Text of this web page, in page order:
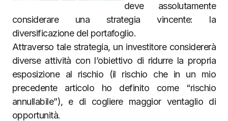
deve assolutamente
considerare una strategia vincente: la
diversificazione del portafoglio.
Attraverso tale strategia, un investitore considererà
diverse attività con l’obiettivo di ridurre la propria
esposizione al rischio (il rischio che in un mio
precedente articolo ho definito come “rischio
annullabile”), e di cogliere maggior ventaglio di
opportunità.